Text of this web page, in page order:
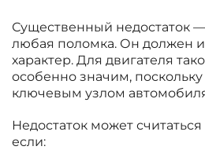
Существенный недостаток
любая поломка. Он должен
характер. Для двигателя
особенно значим,
ключевым узлом
Недостаток может
если: